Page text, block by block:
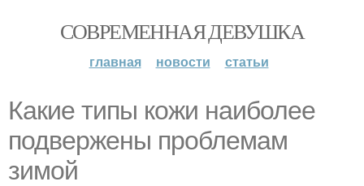
СОВРЕМЕННАЯ ДЕВУШКА
главная новости статьи
Какие типы кожи наиболее
подвержены проблемам
зимой